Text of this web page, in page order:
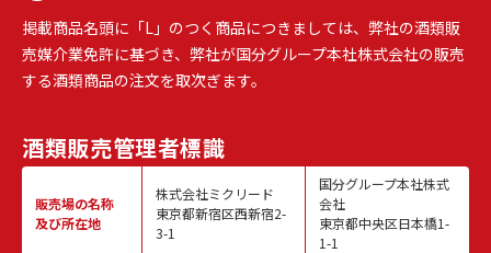
掲載商品名頭に「L」のつく商品につきましては、弊社の酒類販
売媒介業免許に基づき、弊社が国分グループ本社株式会社の販売
する酒類商品の注文を取次ぎます。
酒類販売管理者標識
販売場の名称
及び所在地
株式会社ミクリード
東京都新宿区西新宿2-
3-1
国分グループ本社株式
会社
東京都中央区日本橋1-
1-1